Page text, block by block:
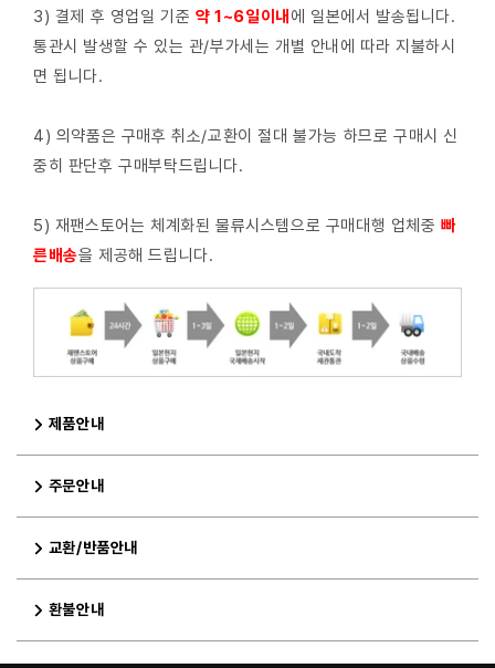
3) 결제 후 영업일 기준 약 1~6일이내 에 일본에서 발송됩니다.
통관시 발생할 수 있는 관/부가세는 개별 안내에 따라 지불하시
면 됩니다.
4) 의약품은 구매후 취소/교환이 절대 불가능 하므로 구매시 신
중히 판단후 구매부탁드립니다.
5) 재팬스토어는 체계화된 물류시스템으로 구매대행 업체중빠
른배송을 제공해 드립니다.
제품안내
주문안내
교환/반품안내
환불안내